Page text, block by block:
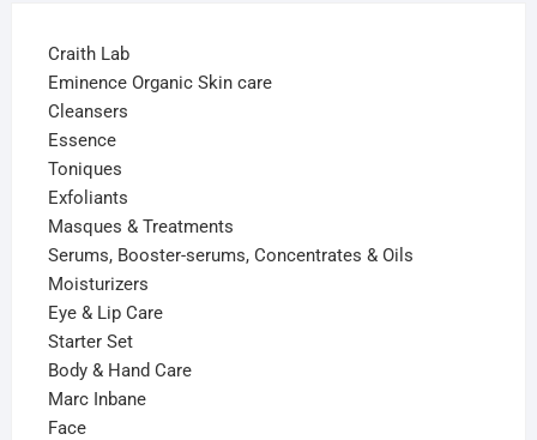
Craith Lab
Eminence Organic Skin care
Cleansers
Essence
Toniques
Exfoliants
Masques & Treatments
Serums, Booster-serums, Concentrates & Oils
Moisturizers
Eye & Lip Care
Starter Set
Body & Hand Care
Marc Inbane
Face